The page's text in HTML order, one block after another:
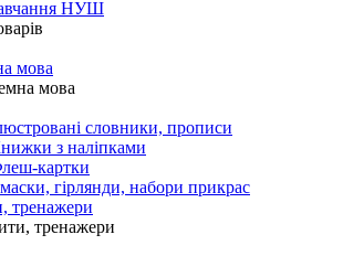
НУШ
мова
мова
словники, прописи
з наліпками
картки
гірлянди, набори прикрас
тренажери
тренажери